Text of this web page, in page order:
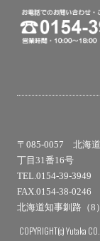
〒085-0057 北海
丁目31番16号
TEL.0154-39-3949
FAX.0154-38-0246
北海道知事釧路（8
COPYRIGHT(c) Yutaka